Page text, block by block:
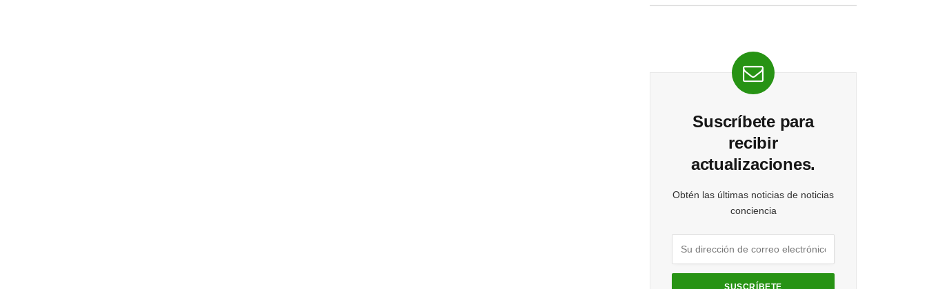
Suscríbete para
recibir
actualizaciones.
Obtén las últimas noticias de noticias
conciencia